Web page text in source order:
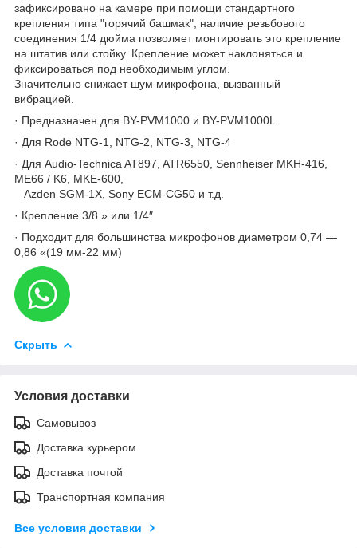
зафиксировано на камере при помощи стандартного
крепления типа "горячий башмак", наличие резьбового
соединения 1/4 дюйма позволяет монтировать это крепление
на штатив или стойку. Крепление может наклоняться и
фиксироваться под необходимым углом.
Значительно снижает шум микрофона, вызванный
вибрацией.
· Предназначен для BY-PVM1000 и BY-PVM1000L.
· Для Rode NTG-1, NTG-2, NTG-3, NTG-4
· Для Audio-Technica AT897, ATR6550, Sennheiser MKH-416,
ME66 / K6, MKE-600,
Azden SGM-1X, Sony ECM-CG50 и т.д.
· Крепление 3/8 » или 1/4″
· Подходит для большинства микрофонов диаметром 0,74 —
0,86 «(19 мм-22 мм)
Скрыть
Условия доставки
Самовывоз
Доставка курьером
Доставка почтой
Транспортная компания
Все условия доставки